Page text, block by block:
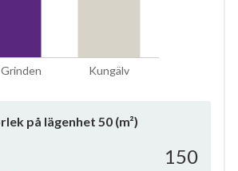
Grinden Kungälv
på lägenhet 50 (m²)
150